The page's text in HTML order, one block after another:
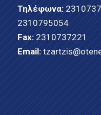
Τηλέφωνα:
2310795054
Fax: 2310737221
Email: